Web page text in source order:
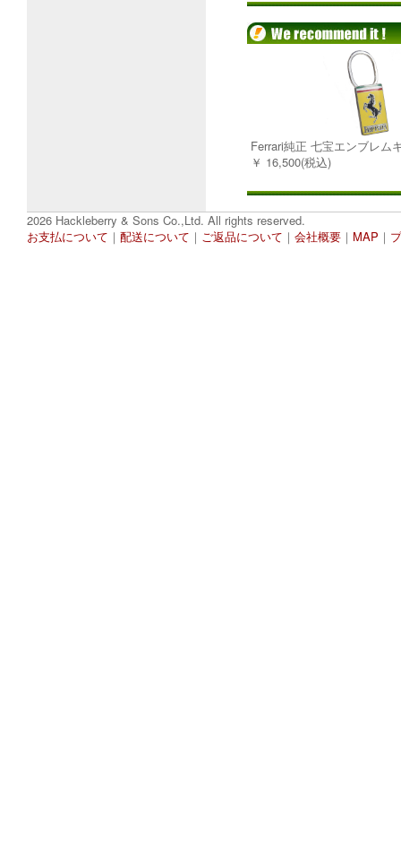
Ferrari純正 七宝エンブレム
￥ 16,500(税込)
2026 Hackleberry & Sons Co.,Ltd. All rights reserved.
お支払について ｜ 配送について ｜ ご返品について ｜ 会社概要 ｜ MAP ｜